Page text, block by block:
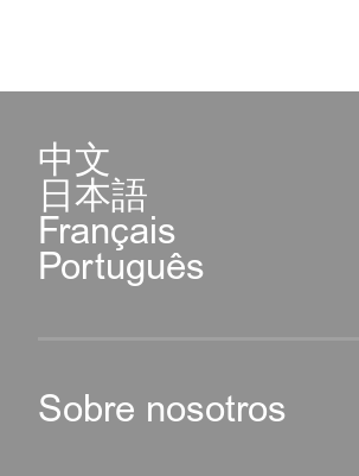
中文
日本語
Français
Português
Sobre nosotros